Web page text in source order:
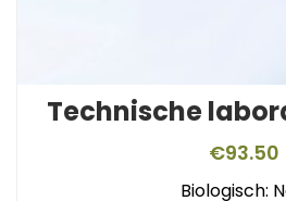
Technische
€93.50
Biologisch: